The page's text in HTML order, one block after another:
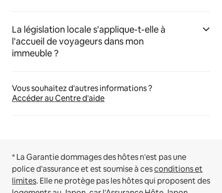
La législation locale s'applique-t-elle à
l'accueil de voyageurs dans mon
immeuble ?
Vous souhaitez d'autres informations ?
Accéder au Centre d'aide
* La Garantie dommages des hôtes n'est pas une
police d'assurance et est soumise à cesconditions et
limites. Elle ne protège pas les hôtes qui proposent des